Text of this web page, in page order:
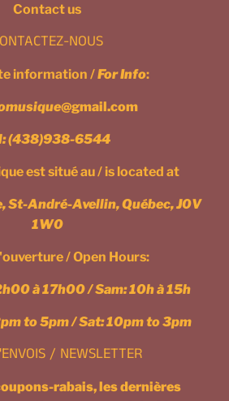
Contact us
NOUS
information /For Info:
@gmail.com
(438)938-6544
est situé au / is located at
St-André-Avellin, Québec, J0V
1W0
/ Open Hours:
à 17h00 / Sam: 10h à 15h
to 5pm / Sat: 10pm to 3pm
/ NEWSLETTER
rabais, les dernières